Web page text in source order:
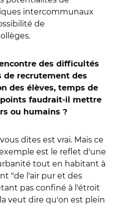
intercommunaux
de
des difficultés
de recrutement des
des élèves, temps de
faudrait-il mettre
ou humains ?
dites est vrai. Mais ce
est le reflet d'une
tout en habitant à
"de l'air pur et des
pas confiné à l'étroit
veut dire qu'on est plein